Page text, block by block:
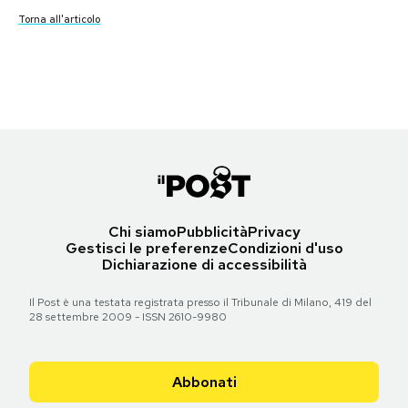
Notifiche mobile
Torna all'articolo
Torna all'articolo
Flower of Life Memorial
Monument to V. I. Lenin
Proletarian’ Cement Works
Chi siamoPubblicitàPrivacy
Gestisci le preferenzeCondizioni d'uso
Dichiarazione di accessibilità
Il Post è una testata registrata presso il Tribunale di Milano, 419 del
28 settembre 2009 - ISSN 2610-9980
Abbonati